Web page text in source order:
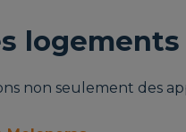
logements
non seulement des